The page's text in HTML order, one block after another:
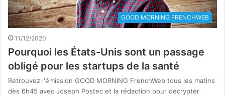
GOOD MORNING FRENCHWEB
11/12/2020
Pourquoi les États-Unis sont un passage
obligé pour les startups de la santé
Retrouvez l'émission GOOD MORNING FrenchWeb tous les matins
dès 6h45 avec Joseph Postec et la rédaction pour décrypter